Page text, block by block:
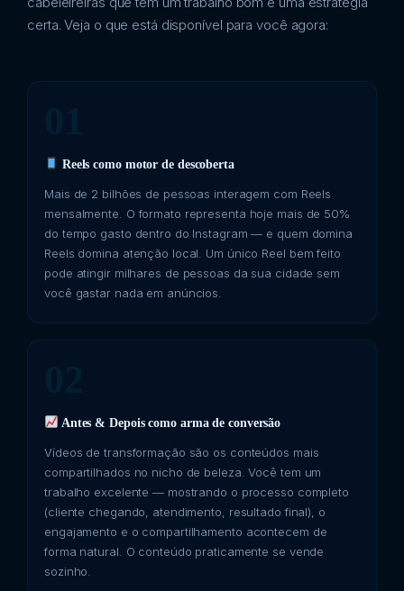
certa. Veja o que está disponível para você agora:
Reels como motor de descoberta
Mais de 2 bilhões de pessoas interagem com Reels
mensalmente. O formato representa hoje mais de 50%
do tempo gasto dentro do Instagram — e quem domina
Reels domina atenção local. Um único Reel bem feito
pode atingir milhares de pessoas da sua cidade sem
você gastar nada em anúncios.
Antes & Depois como arma de conversão
Vídeos de transformação são os conteúdos mais
compartilhados no nicho de beleza. Você tem um
trabalho excelente — mostrando o processo completo
(cliente chegando, atendimento, resultado final), o
engajamento e o compartilhamento acontecem de
forma natural. O conteúdo praticamente se vende
sozinho.